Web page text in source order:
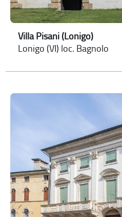
Villa Pisani (Lonigo)
Lonigo (VI) loc. Bagnolo